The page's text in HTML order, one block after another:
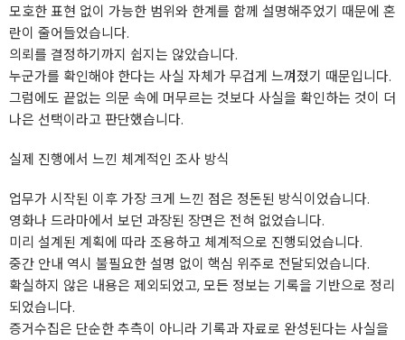
모호한 표현 없이 가능한 범위와 한계를 함께 설명해주었기 때문에 혼
란이 줄어들었습니다.
의뢰를 결정하기까지 쉽지는 않았습니다.
누군가를 확인해야 한다는 사실 자체가 무겁게 느껴졌기 때문입니다.
그럼에도 끝없는 의문 속에 머무르는 것보다 사실을 확인하는 것이 더
나은 선택이라고 판단했습니다.
실제 진행에서 느낀 체계적인 조사 방식
업무가 시작된 이후 가장 크게 느낀 점은 정돈된 방식이었습니다.
영화나 드라마에서 보던 과장된 장면은 전혀 없었습니다.
미리 설계된 계획에 따라 조용하고 체계적으로 진행되었습니다.
중간 안내 역시 불필요한 설명 없이 핵심 위주로 전달되었습니다.
확실하지 않은 내용은 제외되었고, 모든 정보는 기록을 기반으로 정리
되었습니다.
증거수집은 단순한 추측이 아니라 기록과 자료로 완성된다는 사실을